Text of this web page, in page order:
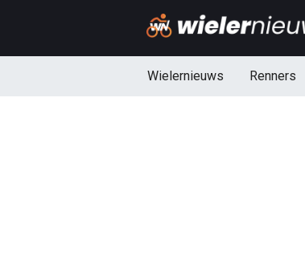
Wielernieuws Renners